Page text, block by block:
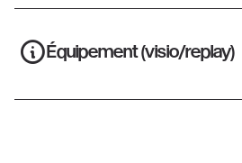
Équipement (visio/replay)